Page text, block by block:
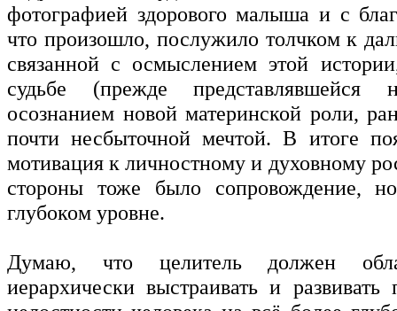
фотографией здорового малыша и с
что произошло, послужило толчком к
связанной с осмыслением этой
судьбе (прежде представлявшейся
осознанием новой материнской роли,
почти несбыточной мечтой. В итоге
мотивация к личностному и духовному
стороны тоже было сопровождение,
глубоком уровне.
Думаю, что целитель должен
иерархически выстраивать и развивать